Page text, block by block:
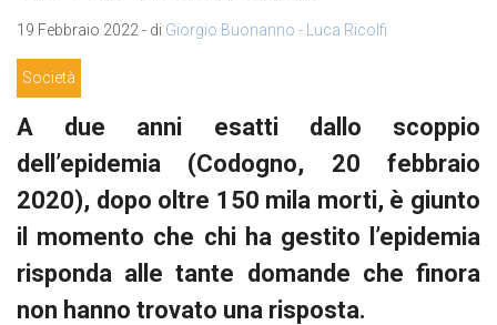
19 Febbraio 2022 - di Giorgio Buonanno - Luca Ricolfi
Società
A due anni esatti dallo scoppio
dell’epidemia (Codogno, 20 febbraio
2020), dopo oltre 150 mila morti, è giunto
il momento che chi ha gestito l’epidemia
risponda alle tante domande che finora
non hanno trovato una risposta.